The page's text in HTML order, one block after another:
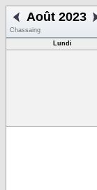
Août 2023
Chassaing
Lundi